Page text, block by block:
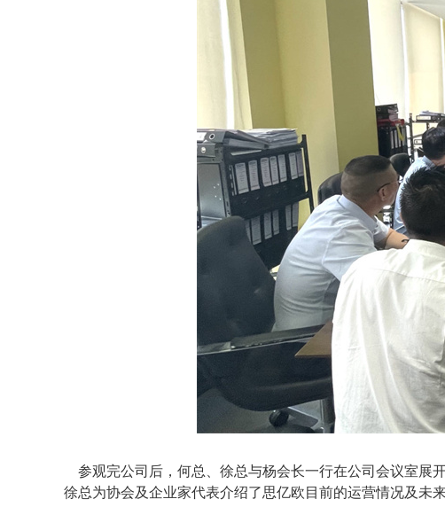
参观完公司后，何总、徐总与杨会长一行在公司会议室展
徐总为协会及企业家代表介绍了思亿欧目前的运营情况及未